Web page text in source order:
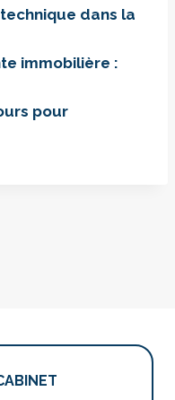
dans la
immobilière :
pour